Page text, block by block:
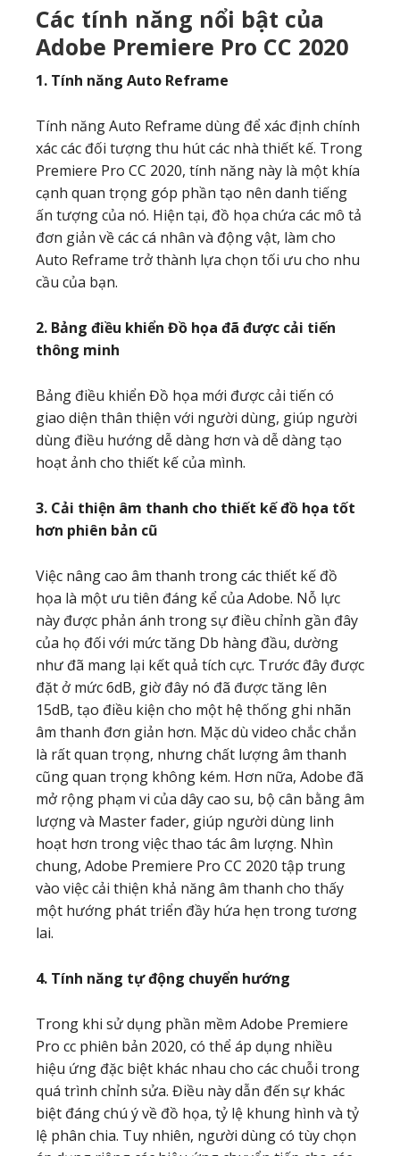
Các tính năng nổi bật của
Adobe Premiere Pro CC 2020
1. Tính năng Auto Reframe
Tính năng Auto Reframe dùng để xác định chính
xác các đối tượng thu hút các nhà thiết kế. Trong
Premiere Pro CC 2020, tính năng này là một khía
cạnh quan trọng góp phần tạo nên danh tiếng
ấn tượng của nó. Hiện tại, đồ họa chứa các mô tả
đơn giản về các cá nhân và động vật, làm cho
Auto Reframe trở thành lựa chọn tối ưu cho nhu
cầu của bạn.
2. Bảng điều khiển Đồ họa đã được cải tiến
thông minh
Bảng điều khiển Đồ họa mới được cải tiến có
giao diện thân thiện với người dùng, giúp người
dùng điều hướng dễ dàng hơn và dễ dàng tạo
hoạt ảnh cho thiết kế của mình.
3. Cải thiện âm thanh cho thiết kế đồ họa tốt
hơn phiên bản cũ
Việc nâng cao âm thanh trong các thiết kế đồ
họa là một ưu tiên đáng kể của Adobe. Nỗ lực
này được phản ánh trong sự điều chỉnh gần đây
của họ đối với mức tăng Db hàng đầu, dường
như đã mang lại kết quả tích cực. Trước đây được
đặt ở mức 6dB, giờ đây nó đã được tăng lên
15dB, tạo điều kiện cho một hệ thống ghi nhãn
âm thanh đơn giản hơn. Mặc dù video chắc chắn
là rất quan trọng, nhưng chất lượng âm thanh
cũng quan trọng không kém. Hơn nữa, Adobe đã
mở rộng phạm vi của dây cao su, bộ cân bằng âm
lượng và Master fader, giúp người dùng linh
hoạt hơn trong việc thao tác âm lượng. Nhìn
chung, Adobe Premiere Pro CC 2020 tập trung
vào việc cải thiện khả năng âm thanh cho thấy
một hướng phát triển đầy hứa hẹn trong tương
lai.
4. Tính năng tự động chuyển hướng
Trong khi sử dụng phần mềm Adobe Premiere
Pro cc phiên bản 2020, có thể áp dụng nhiều
hiệu ứng đặc biệt khác nhau cho các chuỗi trong
quá trình chỉnh sửa. Điều này dẫn đến sự khác
biệt đáng chú ý về đồ họa, tỷ lệ khung hình và tỷ
lệ phân chia. Tuy nhiên, người dùng có tùy chọn